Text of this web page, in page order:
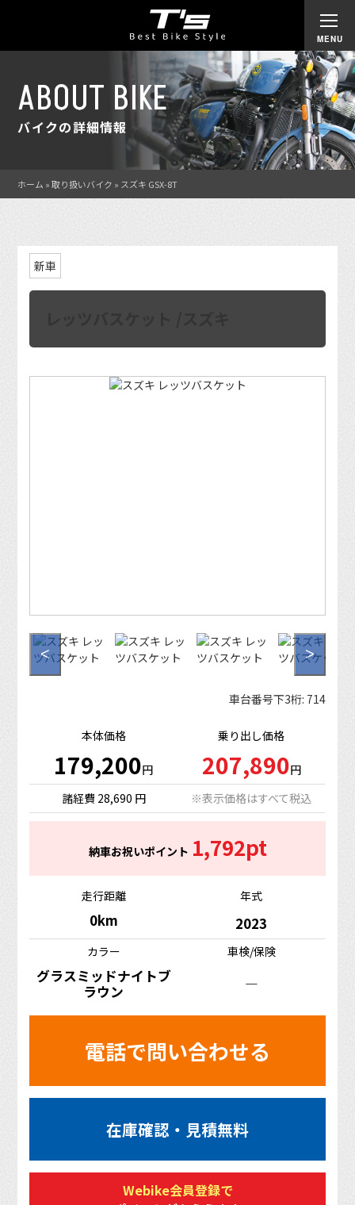
ABOUT BIKE
バイクの詳細情報
ホーム »取り扱いバイク » スズキ GSX-8T
新車
< >
車台番号下3桁: 714
本体価格 乗り出し価格
179,200円 207,890円
諸経費 28,690 円
※表示価格はすべて税込
納車お祝いポイント 1,792pt
走行距離 年式
0km 2023
カラー 車検/保険
グラスミッドナイトブ
ラウン
―
電話で問い合わせる
在庫確認・見積無料
Webike会員登録で